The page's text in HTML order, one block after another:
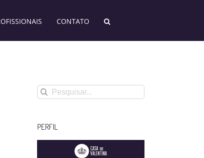
CONTATO
Buscar
resultados
PERFIL